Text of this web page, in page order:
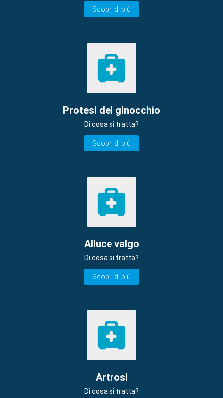
Scopri di più
Protesi del ginocchio
Di cosa si tratta?
Scopri di più
Alluce valgo
Di cosa si tratta?
Scopri di più
Artrosi
Di cosa si tratta?